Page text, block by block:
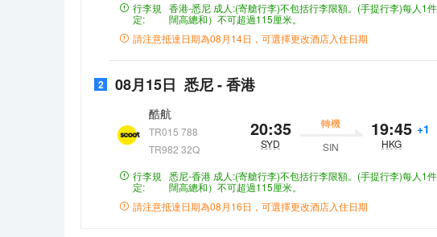
行李規
定:
香港-悉尼 成人:(寄艙行李)不包括行李限額。(手提行李)每人1
闊高總和）不可超過115厘米。
請注意抵達日期為08月14日 ，可選擇更改酒店入住日期
2 08月15日 悉尼-香港
酷航
TR015 788
TR982 32Q
20:35
SYD
轉機
SIN
19:45 +1
HKG
行李規
定:
悉尼-香港 成人:(寄艙行李)不包括行李限額。(手提行李)每人1
闊高總和）不可超過115厘米。
請注意抵達日期為08月16日 ，可選擇更改酒店入住日期